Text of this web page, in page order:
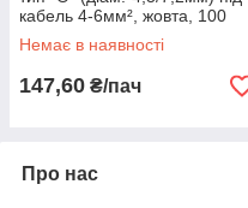
кабель 4-6мм², жовта, 100
шт/пачка
Немає в наявності
147,60 ₴/пач
Про нас